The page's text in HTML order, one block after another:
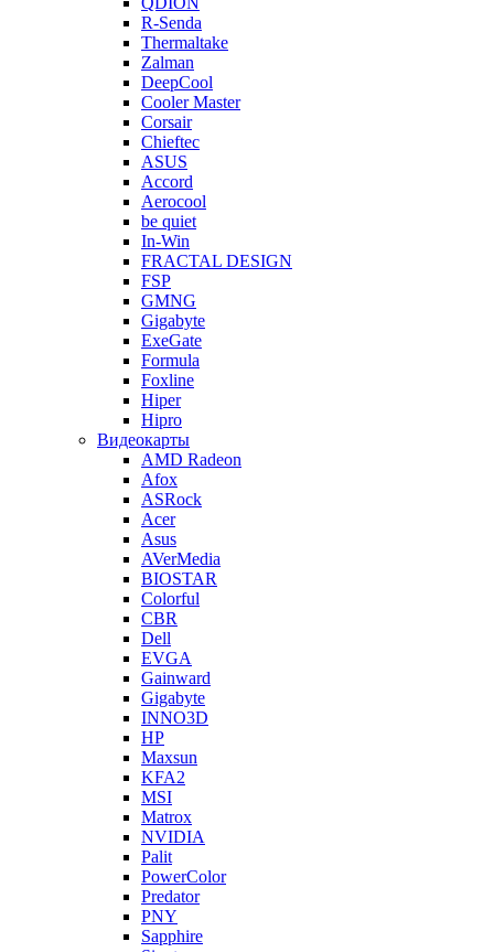
R-Senda
Thermaltake
Zalman
DeepCool
Cooler Master
Corsair
Chieftec
ASUS
Accord
Aerocool
be quiet
In-Win
FRACTAL DESIGN
FSP
GMNG
Gigabyte
ExeGate
Formula
Foxline
Hiper
Hipro
Видеокарты
AMD Radeon
Afox
ASRock
Acer
Asus
AVerMedia
BIOSTAR
Colorful
CBR
Dell
EVGA
Gainward
Gigabyte
INNO3D
HP
Maxsun
KFA2
MSI
Matrox
NVIDIA
Palit
PowerColor
Predator
PNY
Sapphire